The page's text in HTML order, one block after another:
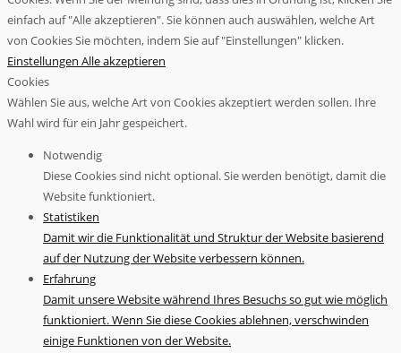
einfach auf "Alle akzeptieren". Sie können auch auswählen, welche Art
von Cookies Sie möchten, indem Sie auf "Einstellungen" klicken.
Einstellungen Alle akzeptieren
Cookies
Wählen Sie aus, welche Art von Cookies akzeptiert werden sollen. Ihre
Wahl wird für ein Jahr gespeichert.
Notwendig
Diese Cookies sind nicht optional. Sie werden benötigt, damit die
Website funktioniert.
Statistiken
Damit wir die Funktionalität und Struktur der Website basierend
auf der Nutzung der Website verbessern können.
Erfahrung
Damit unsere Website während Ihres Besuchs so gut wie möglich
funktioniert. Wenn Sie diese Cookies ablehnen, verschwinden
einige Funktionen von der Website.